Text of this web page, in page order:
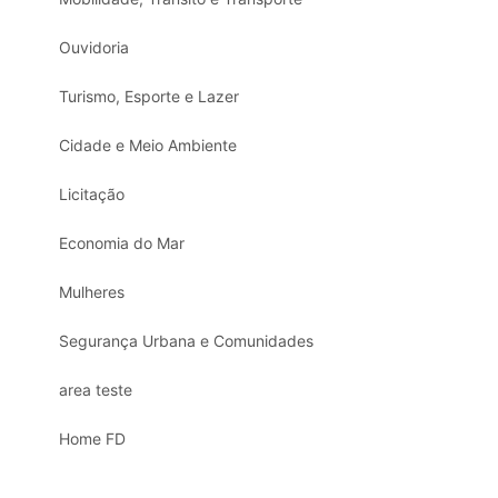
Ouvidoria
Turismo, Esporte e Lazer
Cidade e Meio Ambiente
Licitação
Economia do Mar
Mulheres
Segurança Urbana e Comunidades
area teste
Home FD